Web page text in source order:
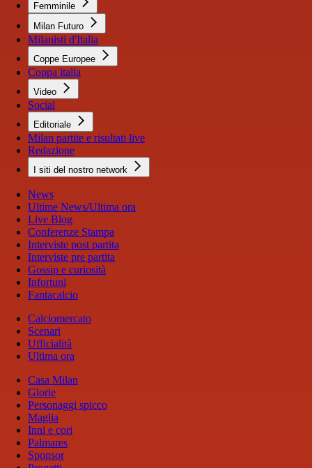
Femminile
Milan Futuro
Milanisti d'Italia
Coppe Europee
Coppa italia
Video
Social
Editoriale
Milan partite e risultati live
Redazione
I siti del nostro network
News
Ultime News/Ultima ora
Live Blog
Conferenze Stampa
Interviste post partita
Interviste pre partita
Gossip e curiosità
Infortuni
Fantacalcio
Calciomercato
Scenari
Ufficialità
Ultima ora
Casa Milan
Glorie
Personaggi spicco
Maglia
Inni e cori
Palmares
Sponsor